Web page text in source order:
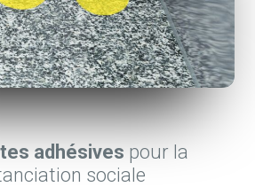
adhésives pour la
sociale